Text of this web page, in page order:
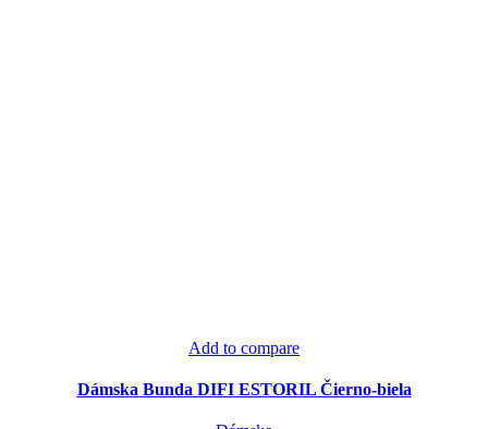
Add to compare
Dámska Bunda DIFI ESTORIL Čierno-biela